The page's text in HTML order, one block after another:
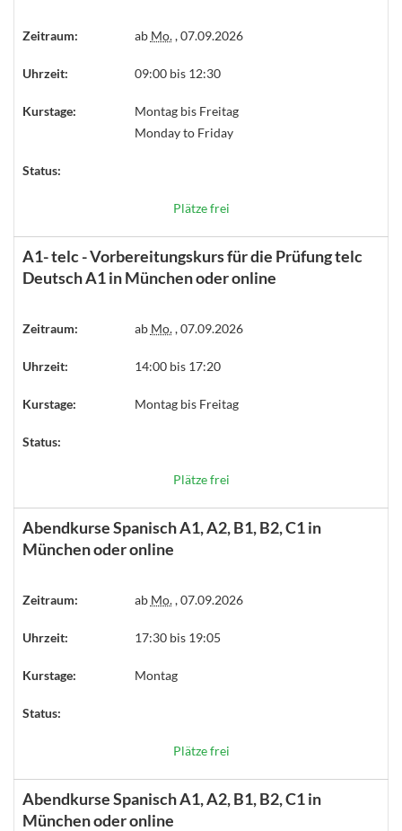
Zeitraum: ab Mo., 07.09.2026
Uhrzeit: 09:00 bis 12:30
Kurstage:
Montag bis Freitag
Monday to Friday
Status:
Plätze frei
A1- telc - Vorbereitungskurs für die Prüfung telc
Deutsch A1 in München oder online
Zeitraum: ab Mo., 07.09.2026
Uhrzeit: 14:00 bis 17:20
Kurstage: Montag bis Freitag
Status:
Plätze frei
Abendkurse Spanisch A1, A2, B1, B2, C1 in
München oder online
Zeitraum: ab Mo., 07.09.2026
Uhrzeit: 17:30 bis 19:05
Kurstage: Montag
Status:
Plätze frei
Abendkurse Spanisch A1, A2, B1, B2, C1 in
München oder online